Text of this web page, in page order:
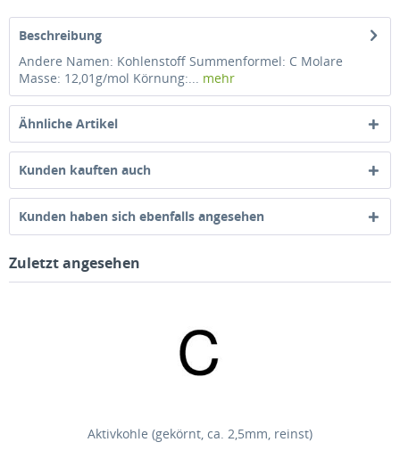
Beschreibung
Andere Namen: Kohlenstoff Summenformel: C Molare
Masse: 12,01g/mol Körnung:... mehr
Ähnliche Artikel
Kunden kauften auch
Kunden haben sich ebenfalls angesehen
Zuletzt angesehen
Aktivkohle (gekörnt, ca. 2,5mm, reinst)